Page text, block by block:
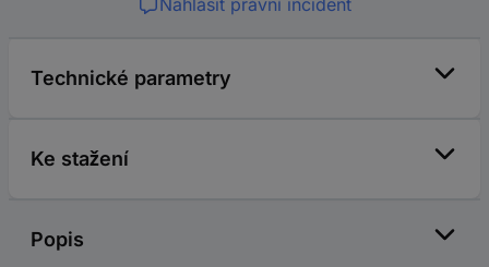
Technické parametry
Ke stažení
Popis